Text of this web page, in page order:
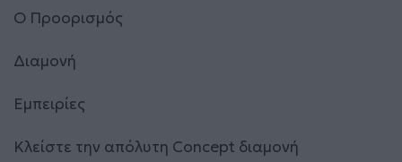
Ο Προορισμός
Διαμονή
Εμπειρίες
Κλείστε την απόλυτη Concept διαμονή